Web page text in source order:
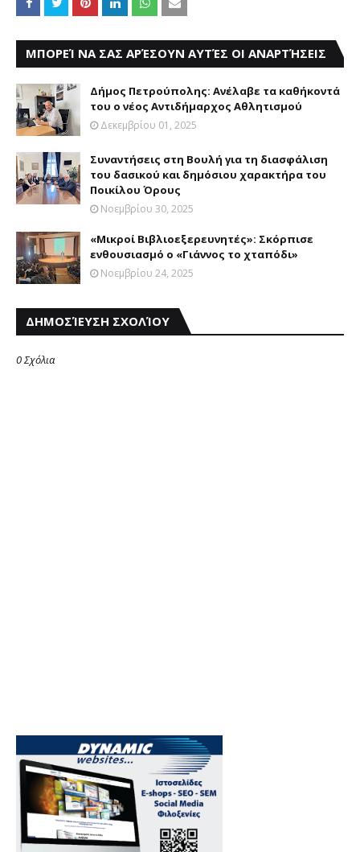
ΜΠΟΡΕΊ ΝΑ ΣΑΣ ΑΡΈΣΟΥΝ ΑΥΤΈΣ ΟΙ ΑΝΑΡΤΉΣΕΙΣ
Δήμος Πετρούπολης: Ανέλαβε τα καθήκοντά
του ο νέος Αντιδήμαρχος Αθλητισμού
Δεκεμβρίου 01, 2025
Συναντήσεις στη Βουλή για τη διασφάλιση
του δασικού και δημόσιου χαρακτήρα του
Ποικίλου Όρους
Νοεμβρίου 30, 2025
«Μικροί Βιβλιοεξερευνητές»: Σκόρπισε
ενθουσιασμό ο «Γιάννος το χταπόδι»
Νοεμβρίου 24, 2025
ΔΗΜΟΣΊΕΥΣΗ ΣΧΟΛΊΟΥ
0 Σχόλια